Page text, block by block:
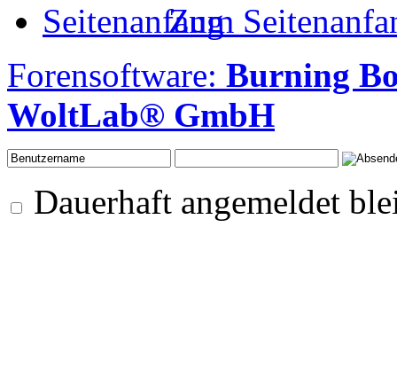
Zum
Forensoftware: Burning
WoltLab® GmbH
Dauerhaft angemeldet